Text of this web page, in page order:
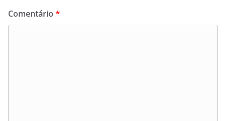
Comentário *